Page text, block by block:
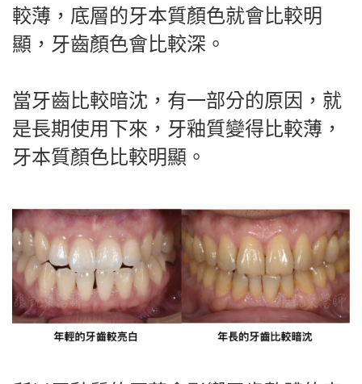
較薄，底層的牙本質顏色就會比較明
顯，牙齒顏色會比較深。
當牙齒比較暗沈，有一部分的原因，就
是長期使用下來，牙釉質變得比較薄，
牙本質顏色比較明顯。